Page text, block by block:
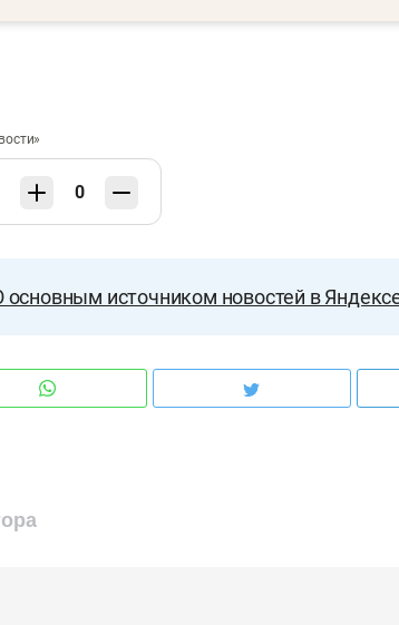
0
основным источником новостей в